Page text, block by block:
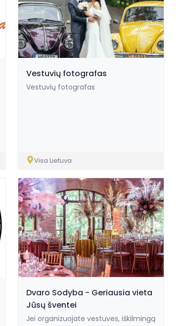
Vestuvių fotografas
Vestuvių fotografas
Visa Lietuva
Dvaro Sodyba - Geriausia vieta
Jūsų šventei
Jei organizuojate vestuves, iškilmingą